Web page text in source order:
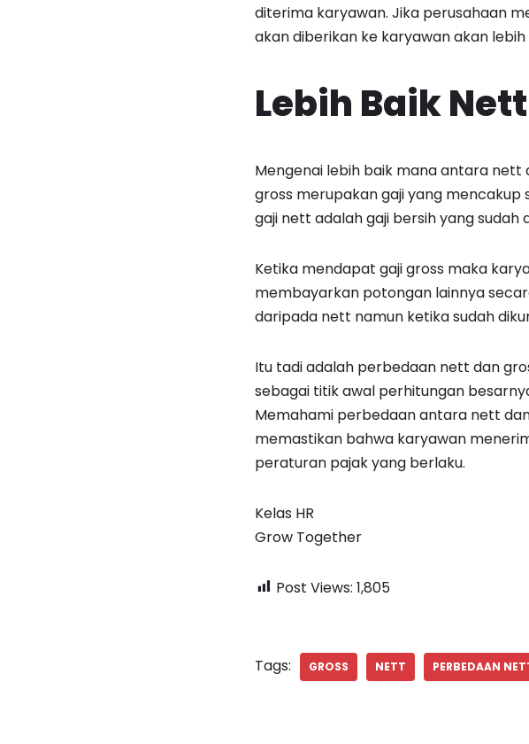
diterima karyawan. Jika perusahaan
akan diberikan ke karyawan akan
Lebih Baik
Mengenai lebih baik mana antara nett
gross merupakan gaji yang
gaji nett adalah gaji bersih yang
Ketika mendapat gaji gross maka
membayarkan potongan lainnya
daripada nett namun ketika sudah
Itu tadi adalah perbedaan nett dan
sebagai titik awal perhitungan
Memahami perbedaan antara nett
memastikan bahwa karyawan
peraturan pajak yang berlaku.
Kelas HR
Grow Together
Post Views: 1,805
Tags: GROSS NETT PERBEDAAN